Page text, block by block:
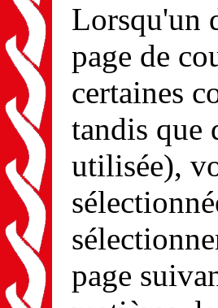
Lorsqu'un
page de
certaines
tandis que
utilisée),
page